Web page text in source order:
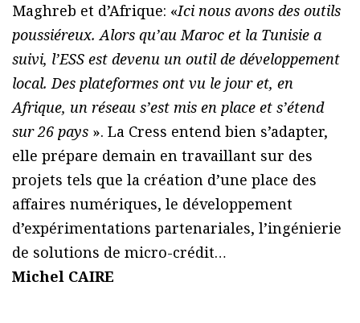
Maghreb et d’Afrique: «Ici nous avons des outils
poussiéreux. Alors qu’au Maroc et la Tunisie a
suivi, l’ESS est devenu un outil de développement
local. Des plateformes ont vu le jour et, en
Afrique, un réseau s’est mis en place et s’étend
sur 26 pays ». La Cress entend bien s’adapter,
elle prépare demain en travaillant sur des
projets tels que la création d’une place des
affaires numériques, le développement
d’expérimentations partenariales, l’ingénierie
de solutions de micro-crédit…
Michel CAIRE